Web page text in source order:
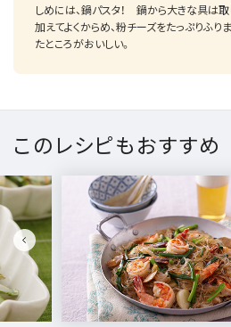
しめには、鍋パスタ！ 鍋から大きな具は取
加えてよくからめ、粉チーズをたっぷりふり
たところがおいしい。
このレシピもおすすめ